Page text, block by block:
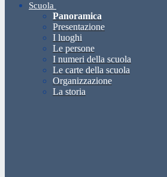
Scuola
Panoramica
Presentazione
I luoghi
Le persone
I numeri della scuola
Le carte della scuola
Organizzazione
La storia